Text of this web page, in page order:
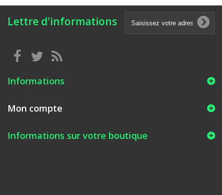
Lettre d'informations
Informations
Mon compte
Informations sur votre boutique